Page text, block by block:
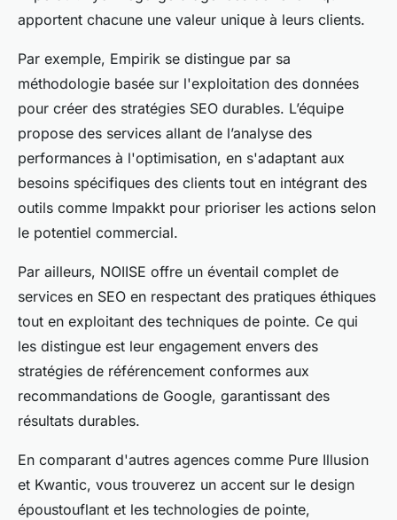
apportent chacune une valeur unique à leurs clients.
Par exemple, Empirik se distingue par sa
méthodologie basée sur l'exploitation des données
pour créer des stratégies SEO durables. L’équipe
propose des services allant de l’analyse des
performances à l'optimisation, en s'adaptant aux
besoins spécifiques des clients tout en intégrant des
outils comme Impakkt pour prioriser les actions selon
le potentiel commercial.
Par ailleurs, NOIISE offre un éventail complet de
services en SEO en respectant des pratiques éthiques
tout en exploitant des techniques de pointe. Ce qui
les distingue est leur engagement envers des
stratégies de référencement conformes aux
recommandations de Google, garantissant des
résultats durables.
En comparant d'autres agences comme Pure Illusion
et Kwantic, vous trouverez un accent sur le design
époustouflant et les technologies de pointe,